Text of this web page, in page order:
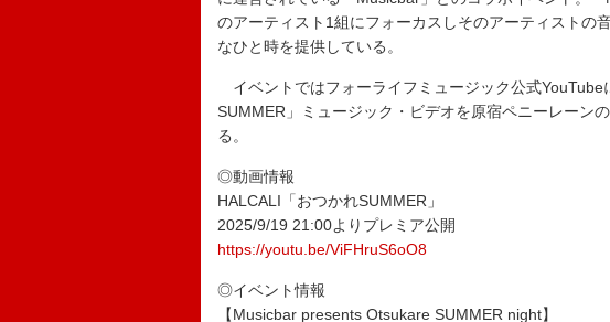
のアーティスト1組にフォーカスしそのアーティストの
なひと時を提供している。
イベントではフォーライフミュージック公式
SUMMER」ミュージック・ビデオを原宿ペニーレーン
る。
◎動画情報
HALCALI「おつかれSUMMER」
2025/9/19 21:00よりプレミア公開
https://youtu.be/ViFHruS6oO8
◎イベント情報
【Musicbar presents Otsukare SUMMER night】